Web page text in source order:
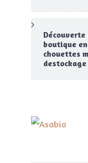
Découverte
boutique
chouettes
destockage